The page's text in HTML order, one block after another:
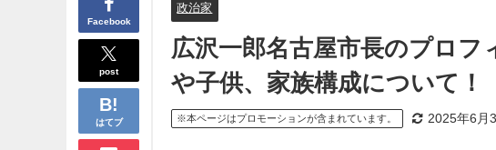
Facebook
post
はてブ
政治家
広沢一郎名古屋市長のプロ
や子供、家族構成について！
※本ページはプロモーションが含まれています。 2025年6月